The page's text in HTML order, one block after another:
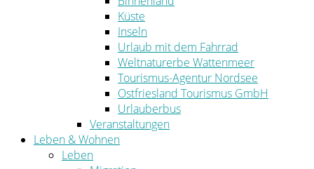
Küste
Inseln
Urlaub mit dem Fahrrad
Weltnaturerbe Wattenmeer
Tourismus-Agentur Nordsee
Ostfriesland Tourismus GmbH
Urlauberbus
Veranstaltungen
Leben & Wohnen
Leben